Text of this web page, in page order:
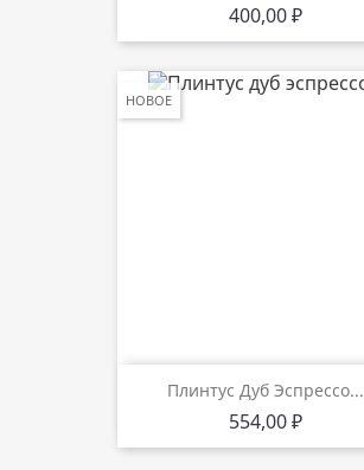
Цена
400,00 ₽
Плинтус Дуб Эспрессо...
Цена
554,00 ₽
НОВОЕ